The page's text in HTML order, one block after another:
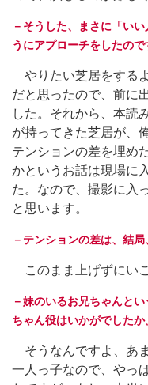
－そうした、まさに「い
うにアプローチをしたので
やりたい芝居をする
だと思ったので、前に
した。それから、本読
が持ってきた芝居が、
テンションの差を埋め
かというお話は現場に
た。なので、撮影に入
と思います。
－テンションの差は、結局
このまま上げずにい
－妹のいるお兄ちゃんと
ちゃん役はいかがでしたか
そうなんですよ、あ
一人っ子なので、やっ